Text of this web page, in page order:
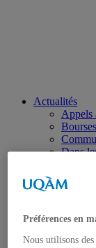
Actualités
Appels
Dans
Préférences en
Nous utilisons